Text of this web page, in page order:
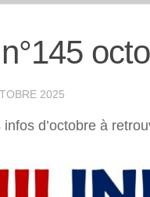
2025
d’octobre à